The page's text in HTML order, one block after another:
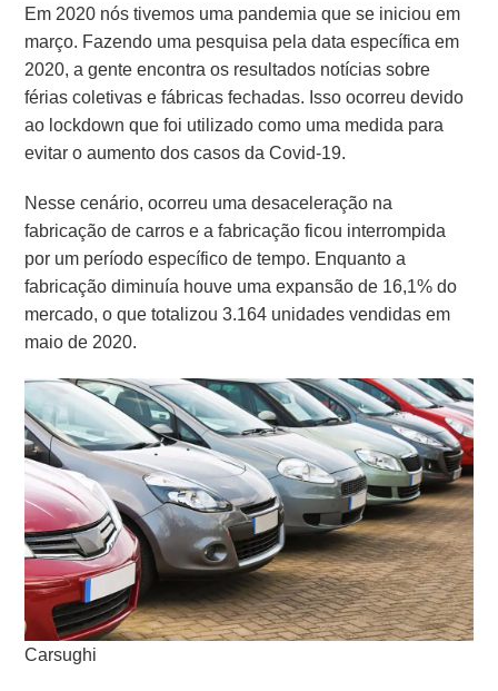
Em 2020 nós tivemos uma pandemia que se iniciou em
março. Fazendo uma pesquisa pela data específica em
2020, a gente encontra os resultados notícias sobre
férias coletivas e fábricas fechadas. Isso ocorreu devido
ao lockdown que foi utilizado como uma medida para
evitar o aumento dos casos da Covid-19.
Nesse cenário, ocorreu uma desaceleração na
fabricação de carros e a fabricação ficou interrompida
por um período específico de tempo. Enquanto a
fabricação diminuía houve uma expansão de 16,1% do
mercado, o que totalizou 3.164 unidades vendidas em
maio de 2020.
Carsughi